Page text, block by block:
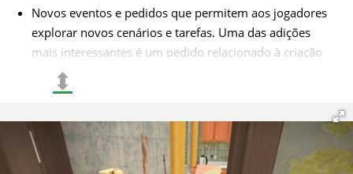
Novos eventos e pedidos que permitem aos jogadores
explorar novos cenários e tarefas. Uma das adições
mais interessantes é um pedido relacionado à criação
de um jardim único no telhado, que exige dos jogadores
não apenas habilidades para trabalhar com interiores,
Aumentaram as possibilidades de decorar as áreas
externas de suas casas. A atualização adicionou vários
⬍